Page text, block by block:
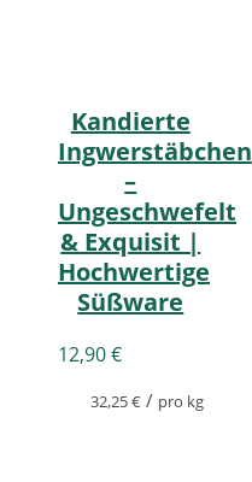
Kandierte
Ingwerstäbchen
–
Ungeschwefelt
& Exquisit |
Hochwertige
Süßware
12,90€
32,25€/ pro kg